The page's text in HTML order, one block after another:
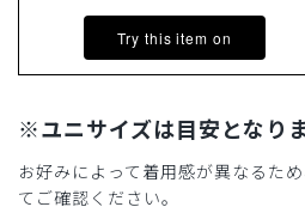
Try this item on
※ユニサイズは目安となりま
お好みによって着用感が異なるため
てご確認ください。